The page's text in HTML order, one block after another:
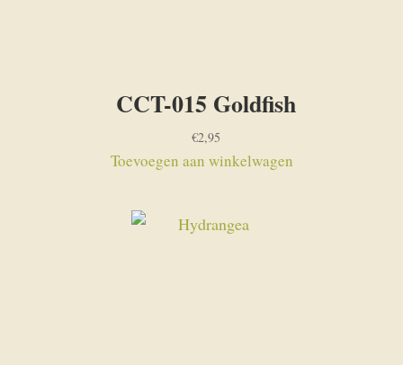
CCT-015 Goldfish
€2,95
Toevoegen aan winkelwagen